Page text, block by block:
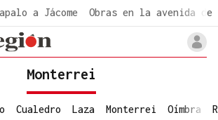
a Jácome Obras en la avenida de
Monterrei
Cualedro Laza Monterrei Oímbra